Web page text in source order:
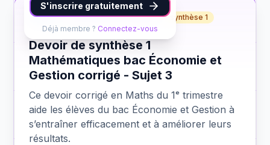
S'inscrire gratuitement
Déjà membre ? Connectez-vous
Maths bac Économie et Gestion synthèse 1
Devoir de synthèse 1
Mathématiques bac Économie et
Gestion corrigé - Sujet 3
Ce devoir corrigé en Maths du 1ᵉ trimestre
aide les élèves du bac Économie et Gestion à
s’entraîner efficacement et à améliorer leurs
résultats.